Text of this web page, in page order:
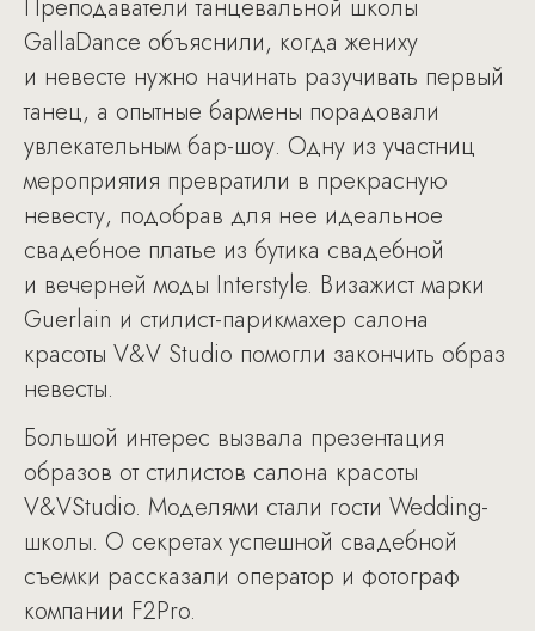
Преподаватели танцевальной школы
GallaDance объяснили, когда жениху
и невесте нужно начинать разучивать первый
танец, а опытные бармены порадовали
увлекательным бар-шоу. Одну из участниц
мероприятия превратили в прекрасную
невесту, подобрав для нее идеальное
свадебное платье из бутика свадебной
и вечерней моды Interstyle. Визажист марки
Guerlain и стилист-парикмахер салона
красоты V&V Studio помогли закончить образ
невесты.
Большой интерес вызвала презентация
образов от стилистов салона красоты
V&VStudio. Моделями стали гости Wedding-
школы. О секретах успешной свадебной
съемки рассказали оператор и фотограф
компании F2Pro.